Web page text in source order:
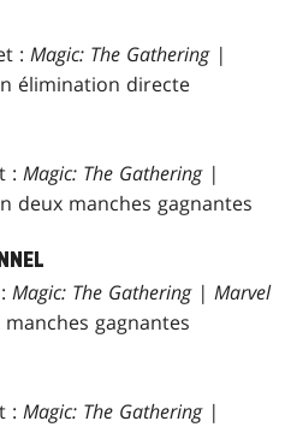
:Magic: The Gathering |
élimination directe
:Magic: The Gathering |
deux manches gagnantes
:Magic: The Gathering | Marvel
gagnantes
:Magic: The Gathering |